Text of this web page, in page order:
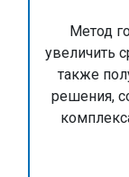
Метод
увеличить
также
решения,